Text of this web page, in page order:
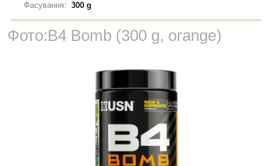
Фасування: 300 g
Фото:B4 Bomb (300 g, orange)